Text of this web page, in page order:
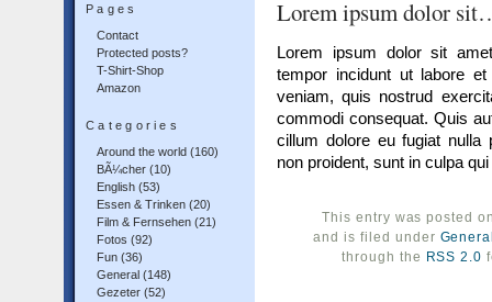
Pages
Contact
Protected posts?
T-Shirt-Shop
Amazon
Categories
Around the world (160)
BÃ¼cher (10)
English (53)
Essen & Trinken (20)
Film & Fernsehen (21)
Fotos (92)
Fun (36)
General (148)
Gezeter (52)
Lorem ipsum dolor
Lorem ipsum dolor sit
tempor incidunt ut labore
veniam, quis nostrud
commodi consequat. Quis
cillum dolore eu fugiat nulla
non proident, sunt in culpa
This entry was posted
and is filed under
through the RSS 2.0